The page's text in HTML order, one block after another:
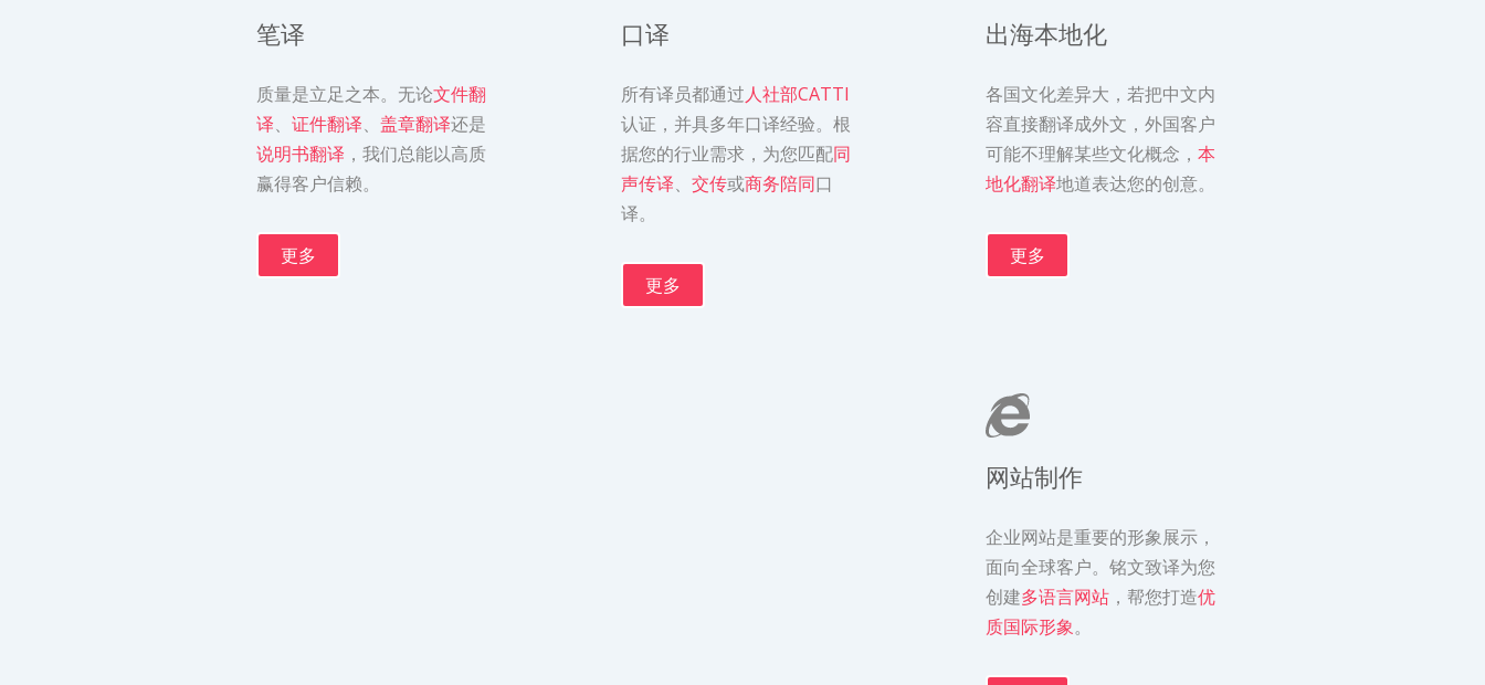
笔译
质量是立足之本。无论文件翻
译、 证件翻译、 盖章翻译还是
说明书翻译 ，我们总能以高质
赢得客户信赖。
更多
口译
所有译员都通过人社部CATTI
认证，并具多年口译经验。根
据您的行业需求，为您匹配同
声传译、 交传或商务陪同口
译。
更多
出海本地化
各国文化差异大，若把中文内
容直接翻译成外文，外国客户
可能不理解某些文化概念， 本
地化翻译地道表达您的创意。
更多
网站制作
企业网站是重要的形象展示，
面向全球客户。铭文致译为您
创建多语言网站，帮您打造优
质国际形象。